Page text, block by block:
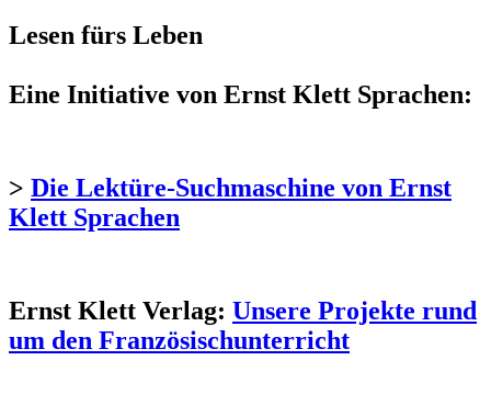
Lesen fürs Leben
Eine Initiative von Ernst Klett Sprachen:
> Die Lektüre-Suchmaschine von Ernst
Klett Sprachen
Ernst Klett Verlag: Unsere Projekte rund
um den Französischunterricht